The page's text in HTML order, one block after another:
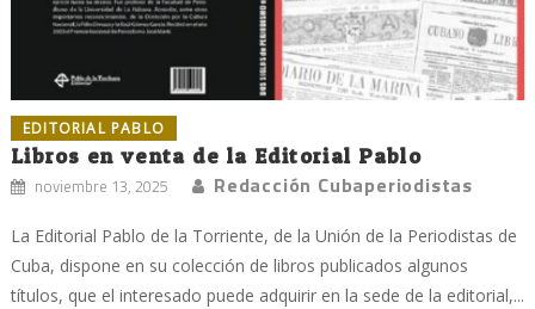
EDITORIAL PABLO
Libros en venta de la Editorial Pablo
noviembre 13, 2025 Redacción Cubaperiodistas
La Editorial Pablo de la Torriente, de la Unión de la Periodistas de
Cuba, dispone en su colección de libros publicados algunos
títulos, que el interesado puede adquirir en la sede de la editorial,...